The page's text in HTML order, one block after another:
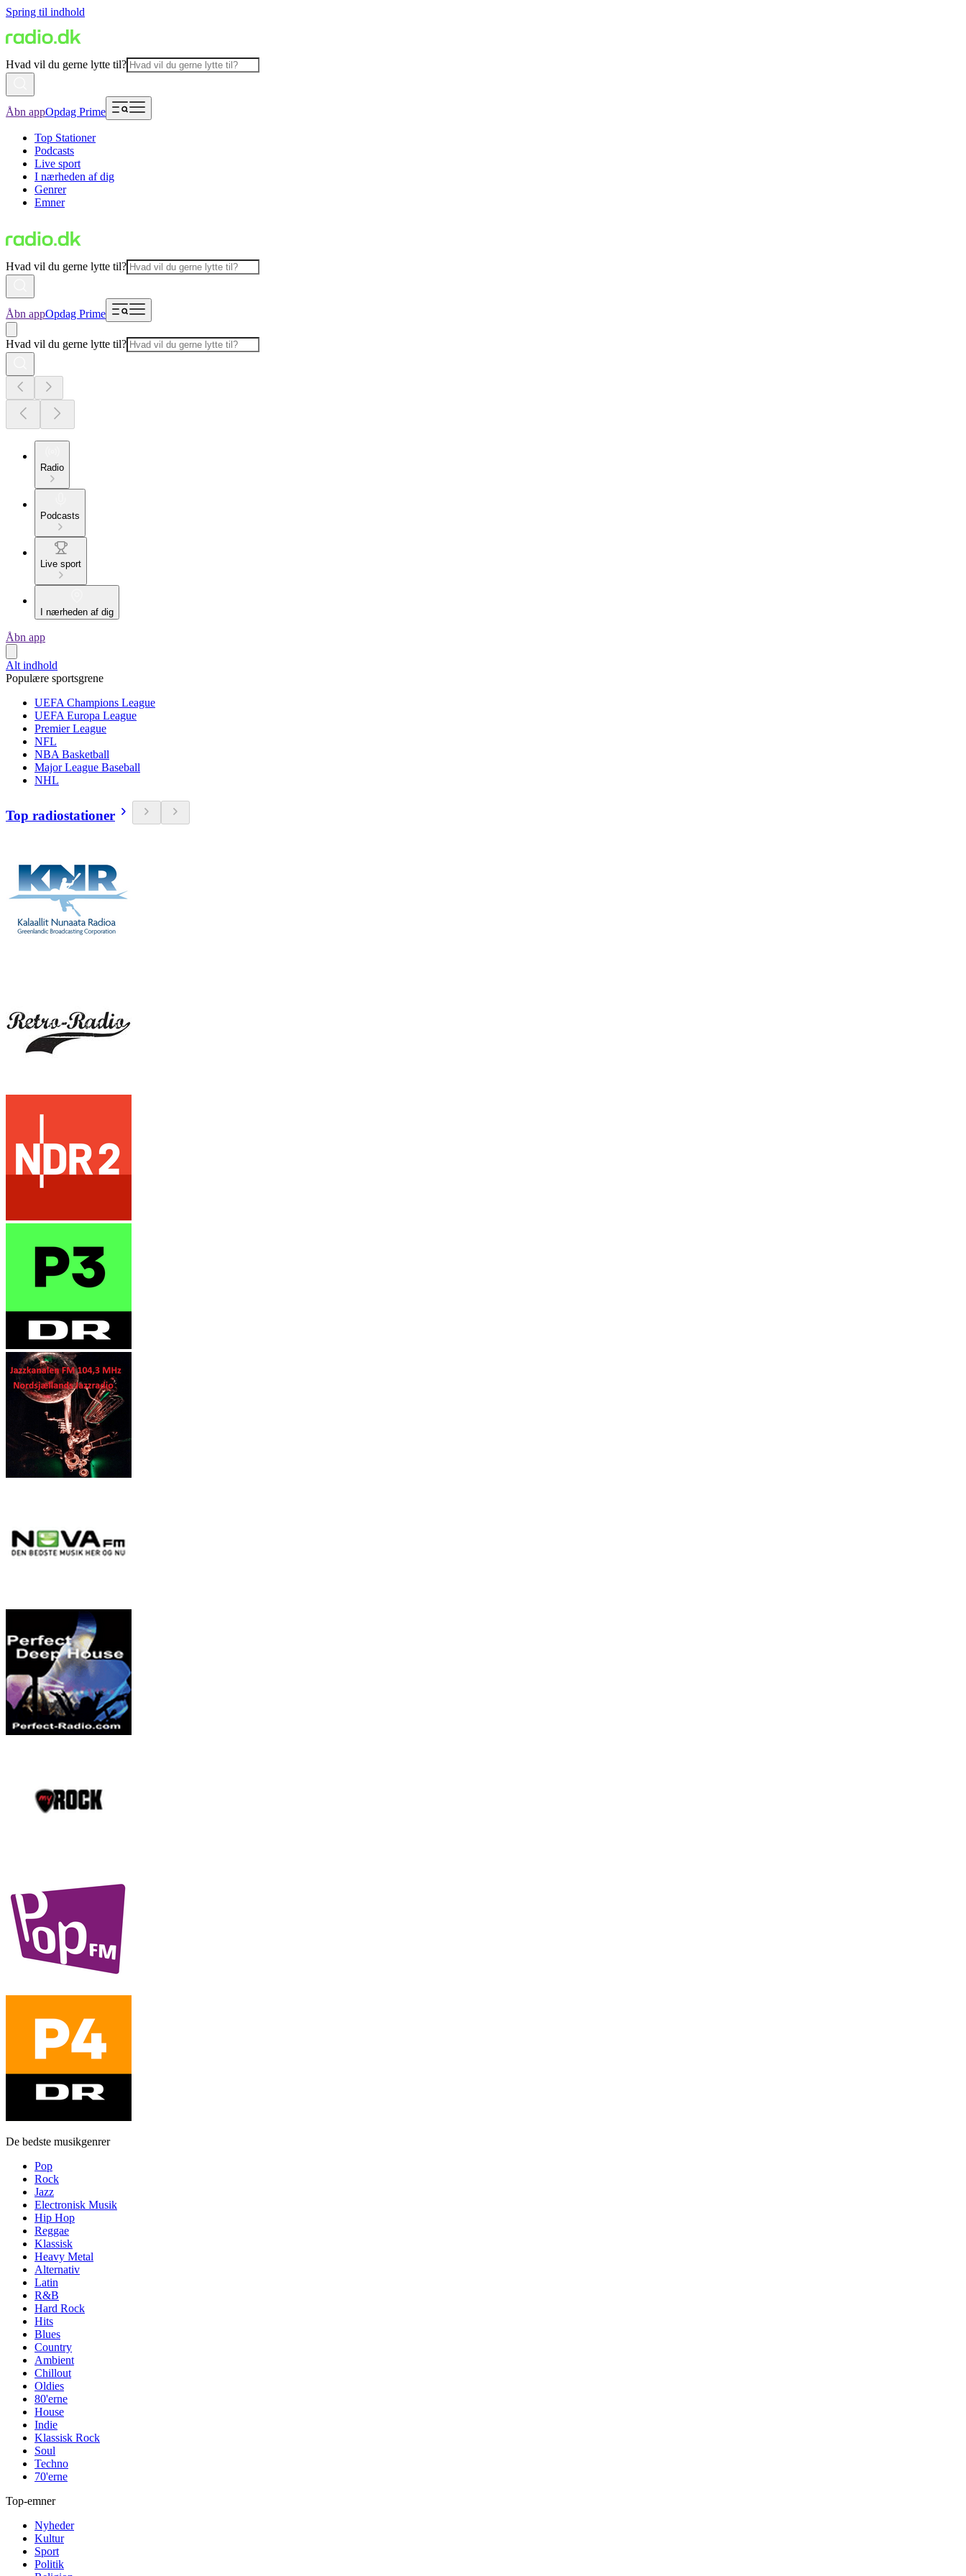
Spring til indhold
Hvad vil du gerne lytte til?
Åbn appOpdag Prime
Top Stationer
Podcasts
Live sport
I nærheden af dig
Genrer
Emner
Hvad vil du gerne lytte til?
Åbn appOpdag Prime
Hvad vil du gerne lytte til?
Radio
Podcasts
Live sport
I nærheden af dig
Åbn app
Alt indhold
Populære sportsgrene
UEFA Champions League
UEFA Europa League
Premier League
NFL
NBA Basketball
Major League Baseball
NHL
Top radiostationer
De bedste musikgenrer
Pop
Rock
Jazz
Electronisk Musik
Hip Hop
Reggae
Klassisk
Heavy Metal
Alternativ
Latin
R&B
Hard Rock
Hits
Blues
Country
Ambient
Chillout
Oldies
80'erne
House
Indie
Klassisk Rock
Soul
Techno
70'erne
Top-emner
Nyheder
Kultur
Sport
Politik